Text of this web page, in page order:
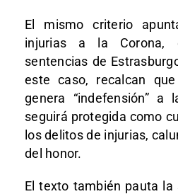
El mismo criterio
injurias a la Corona,
sentencias de
este caso, recalcan
genera “indefensión” a
seguirá protegida como
los delitos de injurias,
del honor.
El texto también pauta la